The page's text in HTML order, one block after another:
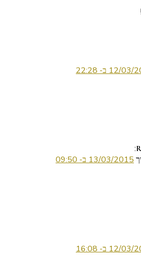
ב- 22:28
13/03/2015 ב- 09:50
ב- 16:08